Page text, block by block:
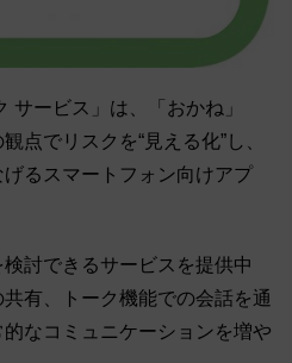
サービス」は、「おかね」
点でリスクを“見える化”し、
るスマートフォン向けアプ
討できるサービスを提供中
有、トーク機能での会話を通
なコミュニケーションを増や